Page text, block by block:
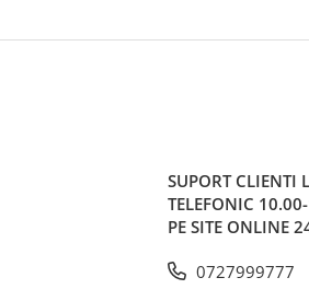
SUPORT CLIENTI
TELEFONIC
PE SITE ONLINE
0727999777